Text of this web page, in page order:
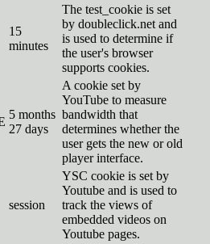
15
minutes
The test_cookie is set
by doubleclick.net and
is used to determine if
the user's browser
supports cookies.
5 months
27 days
A cookie set by
YouTube to measure
bandwidth that
determines whether the
user gets the new or old
player interface.
session
YSC cookie is set by
Youtube and is used to
track the views of
embedded videos on
Youtube pages.